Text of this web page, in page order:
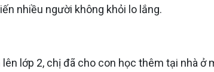
nhiều người không khỏi lo lắng.
lớp 2, chị đã cho con học thêm tại nhà ở